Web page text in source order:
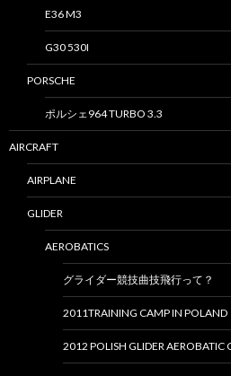
E36 M3
G30 530I
PORSCHE
ポルシェ964 TURBO 3.3
AIRCRAFT
AIRPLANE
GLIDER
AEROBATICS
グライダー競技曲技飛行って？
2011TRAINING CAMP IN POLAND
2012 POLISH GLIDER AEROBATIC